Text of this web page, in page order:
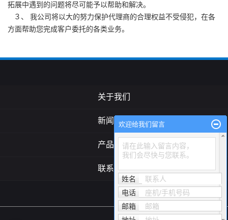
拓展中遇到的问题将尽可能予以帮助和解决。
３、 我公司将以大的努力保护代理商的合理权益不受侵犯，在各
方面帮助您完成客户委托的各类业务。
关于我们
新闻中心
产品中心
联系我们
欢迎给我们留言
请在此输入留言内容，
我们会尽快与您联系。
姓名
联系人
电话
座机/手机号码
邮箱
邮箱